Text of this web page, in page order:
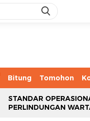
Bitung Tomohon
STANDAR
PERLINDUNGAN